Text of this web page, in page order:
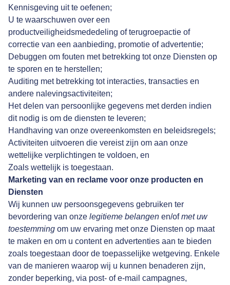
Kennisgeving uit te oefenen;
U te waarschuwen over een
productveiligheidsmededeling of terugroepactie of
correctie van een aanbieding, promotie of advertentie;
Debuggen om fouten met betrekking tot onze Diensten op
te sporen en te herstellen;
Auditing met betrekking tot interacties, transacties en
andere nalevingsactiviteiten;
Het delen van persoonlijke gegevens met derden indien
dit nodig is om de diensten te leveren;
Handhaving van onze overeenkomsten en beleidsregels;
Activiteiten uitvoeren die vereist zijn om aan onze
wettelijke verplichtingen te voldoen, en
Zoals wettelijk is toegestaan.
Marketing van en reclame voor onze producten en
Diensten
Wij kunnen uw persoonsgegevens gebruiken ter
bevordering van onze legitieme belangen en/ofmet uw
toestemming om uw ervaring met onze Diensten op maat
te maken en om u content en advertenties aan te bieden
zoals toegestaan door de toepasselijke wetgeving. Enkele
van de manieren waarop wij u kunnen benaderen zijn,
zonder beperking, via post- of e-mail campagnes,